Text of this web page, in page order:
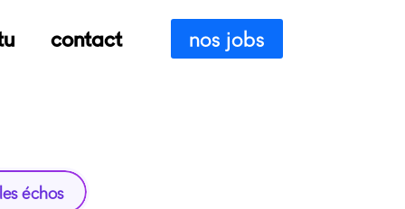
contact nos jobs
échos